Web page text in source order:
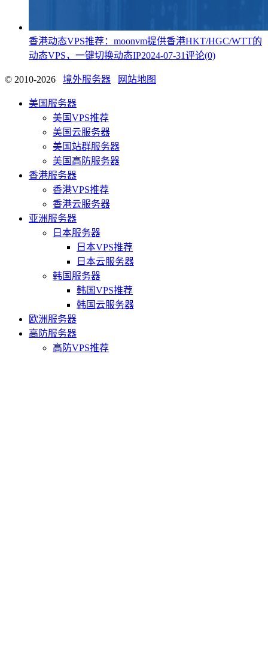
香港动态VPS推荐：moonvm提供香港HKT/HGC/WTT的
动态VPS，一键切换动态IP2024-07-31评论(0)
© 2010-2026 境外服务器 网站地图
美国服务器
美国VPS推荐
美国云服务器
美国站群服务器
美国高防服务器
香港服务器
香港VPS推荐
香港云服务器
亚洲服务器
日本服务器
日本VPS推荐
日本云服务器
韩国服务器
韩国VPS推荐
韩国云服务器
欧洲服务器
高防服务器
高防VPS推荐